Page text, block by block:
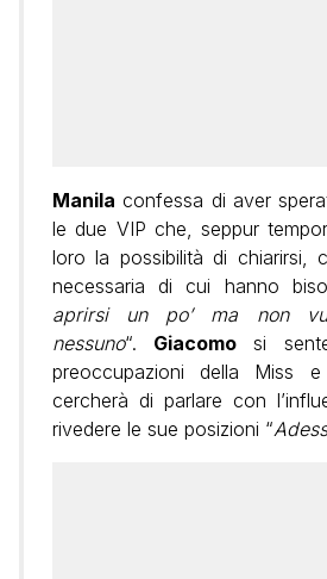
Manila confessa di aver
le due VIP che, seppur
loro la possibilità di chiarirsi,
necessaria di cui hanno
aprirsi un po’ ma non
nessuno“. Giacomo si
preoccupazioni della Miss
cercherà di parlare con
rivedere le sue posizioni “